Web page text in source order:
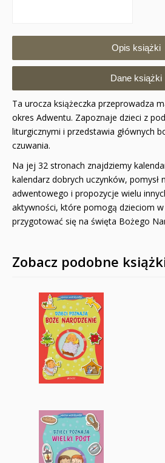
Opis książki
Dane książki
Ta urocza książeczka przeprowadza
okres Adwentu. Zapoznaje dzieci z
liturgicznymi i przedstawia głównych
czuwania.
Na jej 32 stronach znajdziemy
kalendarz dobrych uczynków, pomysł
adwentowego i propozycje wielu
aktywności, które pomogą dzieciom
przygotować się na święta Bożego
Zobacz podobne